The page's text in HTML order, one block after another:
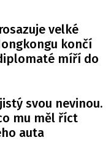
velké
končí
míří do
svou nevinou.
mu měl říct
auta